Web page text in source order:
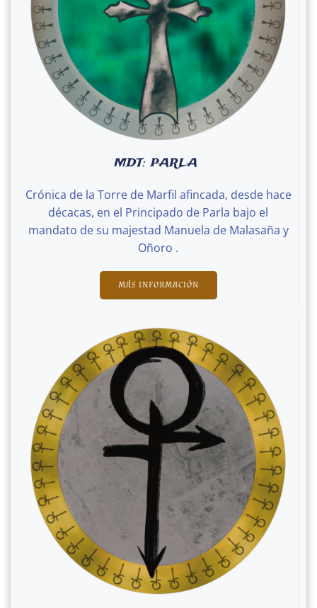
MDT: PARLA
Crónica de la Torre de Marfil afincada, desde hace
décacas, en el Principado de Parla bajo el
mandato de su majestad Manuela de Malasaña y
Oñoro .
MÁS INFORMACIÓN